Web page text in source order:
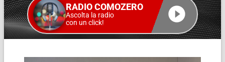
RADIO COMOZERO
Ascolta la radio
con un click!